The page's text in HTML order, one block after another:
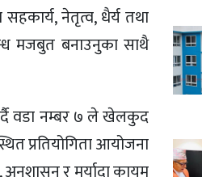
नेतृत्व, धैर्य तथा
मजबुत बनाउनुका साथै
वडा नम्बर ७ ले खेलकुद
प्रतियोगिता आयोजना